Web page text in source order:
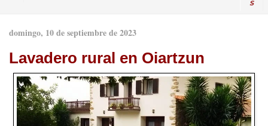
S
domingo, 10 de septiembre de 2023
Lavadero rural en Oiartzun